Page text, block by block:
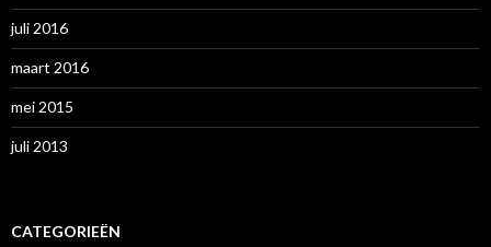
juli 2016
maart 2016
mei 2015
juli 2013
CATEGORIEËN